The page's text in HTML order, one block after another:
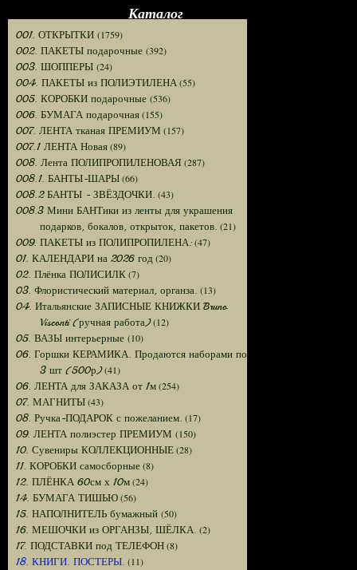
Каталог
001. ОТКРЫТКИ (1759)
002. ПАКЕТЫ подарочные (392)
003. ШОППЕРЫ (24)
004. ПАКЕТЫ из ПОЛИЭТИЛЕНА(55)
005. КОРОБКИ подарочные (536)
006. БУМАГА подарочная(155)
007. ЛЕНТА тканая ПРЕМИУМ (157)
007.1 ЛЕНТА Новая(89)
008. Лента ПОЛИПРОПИЛЕНОВАЯ (287)
008.1. БАНТЫ-ШАРЫ(66)
008.2 БАНТЫ - ЗВЁЗДОЧКИ. (43)
008.3 Мини БАНТики из ленты для украшения
подарков, бокалов, открыток, пакетов. (21)
009. ПАКЕТЫ из ПОЛИПРОПИЛЕНА:(47)
01. КАЛЕНДАРИ на 2026 год (20)
02. Плёнка ПОЛИСИЛК(7)
03. Флористический материал, органза. (13)
04. Итальянские ЗАПИСНЫЕ КНИЖКИ Bruno
Visconti (ручная работа)(12)
05. ВАЗЫ интерьерные (10)
06. Горшки КЕРАМИКА. Продаются наборами по
3 шт (500р)(41)
06. ЛЕНТА для ЗАКАЗА от 1м(254)
07. МАГНИТЫ(43)
08. Ручка-ПОДАРОК с пожеланием. (17)
09. ЛЕНТА полиэстер ПРЕМИУМ (150)
10. Сувениры КОЛЛЕКЦИОННЫЕ(28)
11. КОРОБКИ самосборные(8)
12. ПЛЁНКА 60см х 10м(24)
14. БУМАГА ТИШЬЮ(56)
15. НАПОЛНИТЕЛЬ бумажный (50)
16. МЕШОЧКИ из ОРГАНЗЫ, ШЁЛКА. (2)
17. ПОДСТАВКИ под ТЕЛЕФОН(8)
18. КНИГИ. ПОСТЕРЫ. (11)